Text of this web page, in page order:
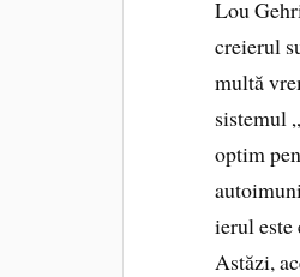
Lou
creierul
multă
sistemul
optim
ierul
Astăzi,